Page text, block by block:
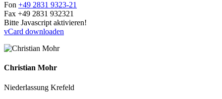
Fon +49 2831 9323-21
Fax +49 2831 932321
Bitte Javascript aktivieren!
vCard downloaden
Christian Mohr
Niederlassung Krefeld